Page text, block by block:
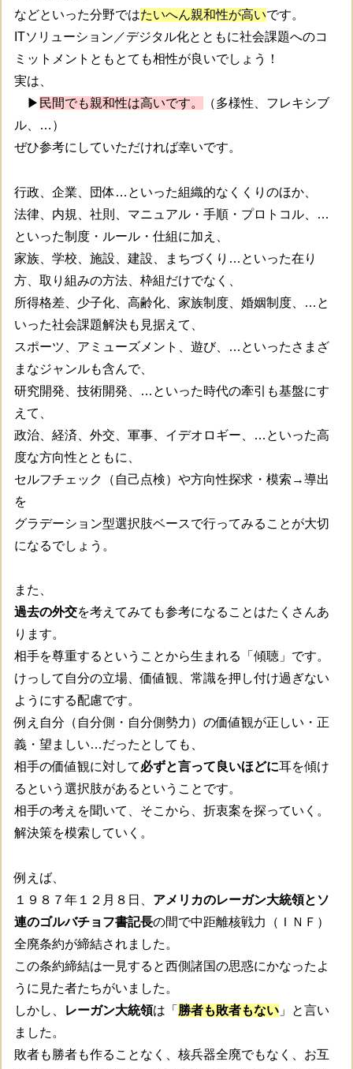
などといった分野ではたいへん親和性が高いです。
ITソリューション／デジタル化とともに社会課題へのコ
ミットメントともとても相性が良いでしょう！
実は、
▶ 民間でも親和性は高いです。
（多様性、フレキシブ
ル、…）
ぜひ参考にしていただければ幸いです。
行政、企業、団体…といった組織的なくくりのほか、
法律、内規、社則、マニュアル・手順・プロトコル、…
といった制度・ルール・仕組に加え、
家族、学校、施設、建設、まちづくり…といった在り
方、取り組みの方法、枠組だけでなく、
所得格差、少子化、高齢化、家族制度、婚姻制度、…と
いった社会課題解決も見据えて、
スポーツ、アミューズメント、遊び、…といったさまざ
まなジャンルも含んで、
研究開発、技術開発、…といった時代の牽引も基盤にす
えて、
政治、経済、外交、軍事、イデオロギー、…といった高
度な方向性とともに、
セルフチェック（自己点検）や方向性探求・模索→導出
を
グラデーション型選択肢ベースで行ってみることが大切
になるでしょう。
また、
過去の外交を考えてみても参考になることはたくさんあ
ります。
相手を尊重するということから生まれる「傾聴」です。
けっして自分の立場、価値観、常識を押し付け過ぎない
ようにする配慮です。
例え自分（自分側・自分側勢力）の価値観が正しい・正
義・望ましい…だったとしても、
相手の価値観に対して必ずと言って良いほどに耳を傾け
るという選択肢があるということです。
相手の考えを聞いて、そこから、折衷案を探っていく。
解決策を模索していく。
例えば、
１９８７年１２月８日、 アメリカのレーガン大統領とソ
連のゴルバチョフ書記長の間で中距離核戦力（ＩＮＦ）
全廃条約が締結されました。
この条約締結は一見すると西側諸国の思惑にかなったよ
うに見た者たちがいました。
しかし、
レーガン大統領は「 勝者も敗者もない 」と言い
ました。
敗者も勝者も作ることなく、核兵器全廃でもなく、お互